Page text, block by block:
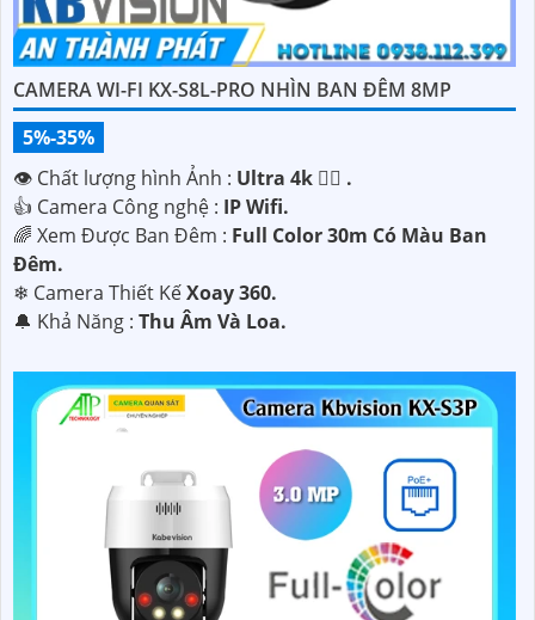
CAMERA WI-FI KX-S8L-PRO NHÌN BAN ĐÊM 8MP
5%-35%
👁 Chất lượng hình Ảnh : Ultra 4k 👍🏾 .
👍 Camera Công nghệ : IP Wifi.
🌈 Xem Được Ban Đêm : Full Color 30m Có Màu Ban
Ðêm.
❄ Camera Thiết KếXoay 360.
️🔔 Khả Năng : Thu Âm Và Loa.